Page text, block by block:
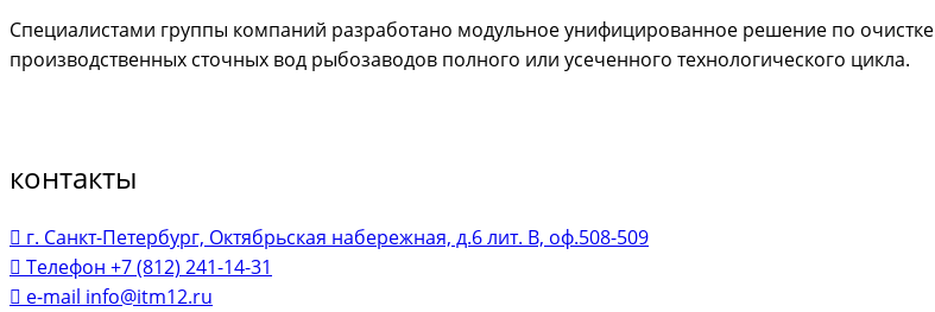
Специалистами группы компаний разработано модульное унифицированное решение по очистке
производственных сточных вод рыбозаводов полного или усеченного технологического цикла.
контакты
г. Санкт-Петербург, Октябрьская набережная, д.6 лит. В, оф.508-509
Телефон +7 (812) 241-14-31
e-mail info@itm12.ru